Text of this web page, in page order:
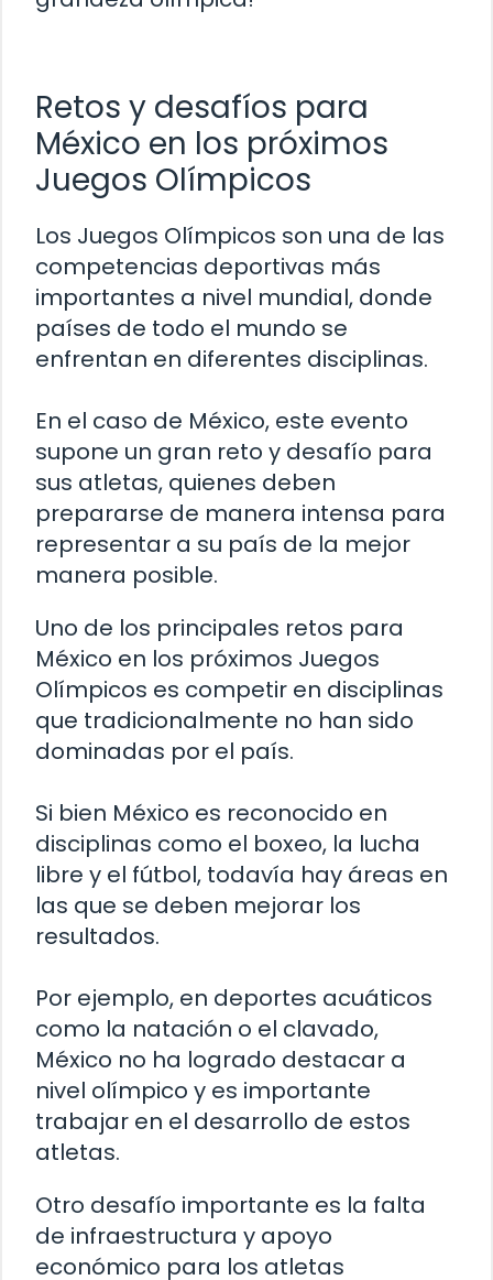
Retos y desafíos para
México en los próximos
Juegos Olímpicos
Los Juegos Olímpicos son una de las
competencias deportivas más
importantes a nivel mundial, donde
países de todo el mundo se
enfrentan en diferentes disciplinas.
En el caso de México, este evento
supone un gran reto y desafío para
sus atletas, quienes deben
prepararse de manera intensa para
representar a su país de la mejor
manera posible.
Uno de los principales retos para
México en los próximos Juegos
Olímpicos es competir en disciplinas
que tradicionalmente no han sido
dominadas por el país.
Si bien México es reconocido en
disciplinas como el boxeo, la lucha
libre y el fútbol, todavía hay áreas en
las que se deben mejorar los
resultados.
Por ejemplo, en deportes acuáticos
como la natación o el clavado,
México no ha logrado destacar a
nivel olímpico y es importante
trabajar en el desarrollo de estos
atletas.
Otro desafío importante es la falta
de infraestructura y apoyo
económico para los atletas